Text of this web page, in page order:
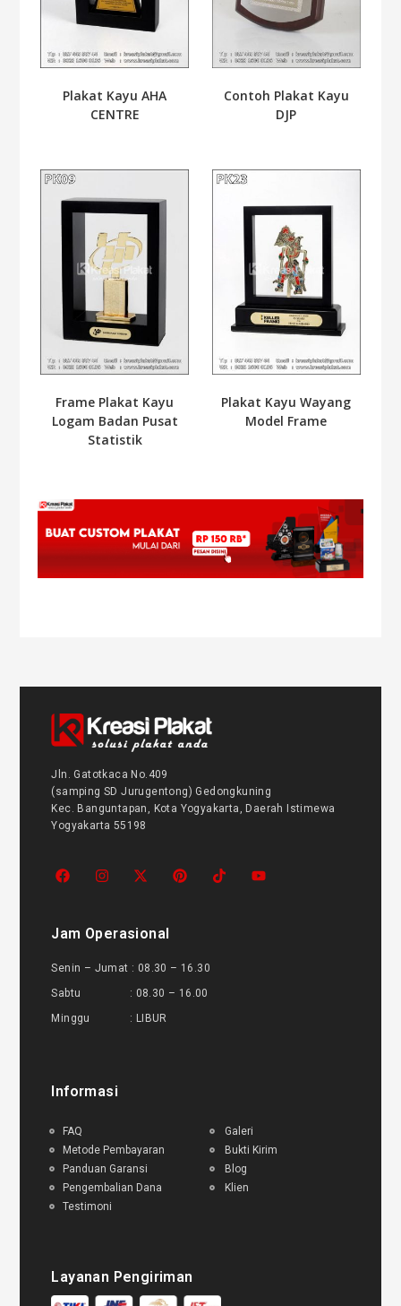
Plakat Kayu AHA
CENTRE
Contoh Plakat Kayu
DJP
Frame Plakat Kayu
Logam Badan Pusat
Statistik
Plakat Kayu Wayang
Model Frame
Jln. Gatotkaca No.409
(samping SD Jurugentong) Gedongkuning
Kec. Banguntapan, Kota Yogyakarta, Daerah Istimewa
Yogyakarta 55198
Jam Operasional
Senin – Jumat : 08.30 – 16.30
Sabtu : 08.30 – 16.00
Minggu : LIBUR
Informasi
FAQ
Metode Pembayaran
Panduan Garansi
Pengembalian Dana
Testimoni
Galeri
Bukti Kirim
Blog
Klien
Layanan Pengiriman